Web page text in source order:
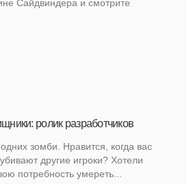
Сайдвиндера и смотрите
ролик разработчиков
зомби. Нравится, когда вас
другие игроки? Хотели
потребность умереть...